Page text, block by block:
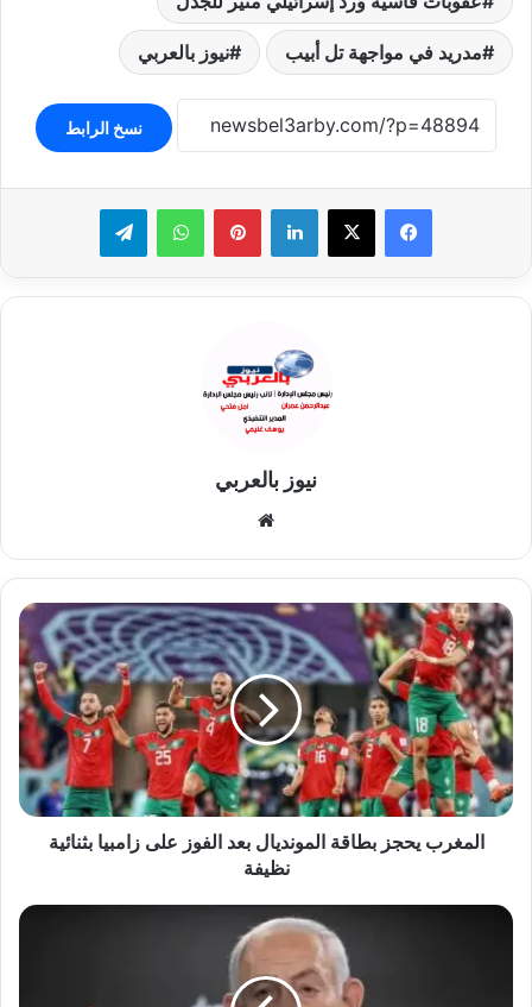
مدريد في مواجهة تل أبيب نيوز بالعربي
نسخ الرابط
لينكدإن بينتيريستواتساب تيلقرام
نيوز بالعربي
المغرب
يحجز
بطاقة
المونديال
بعد
الفوز
على
زامبيا
بثنائية
نظيفةالمغرب يحجز بطاقة المونديال بعد الفوز على زامبيا بثنائية
نظيفة
نتنياهو